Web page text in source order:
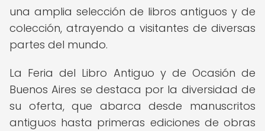
una amplia selección de libros antiguos y de
colección, atrayendo a visitantes de diversas
partes del mundo.
La Feria del Libro Antiguo y de Ocasión de
Buenos Aires se destaca por la diversidad de
su oferta, que abarca desde manuscritos
antiguos hasta primeras ediciones de obras